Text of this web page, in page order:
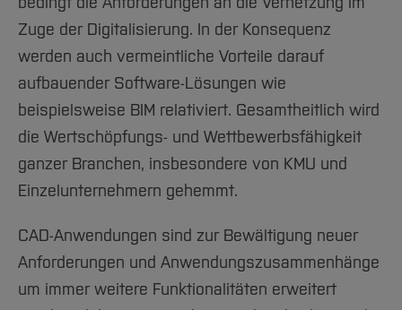
Arbeiten im FB G
Forschung und Projekte
International
Service
Studiengänge
Studieninteressierte
Aktuelles
Studium
Fachgruppen
Forschung und Entwicklung
International
Team
Service
Amtliche Bekanntmachungen
Notfall-Infos
BO Shop
Familiengerechte Hochschule
Gleichstellung
Diskriminierungsfreie Hochschule
Vertretungen
Wahlen
Hochschulbibliothek
Hochschulkommunikation
International Office
Medienzentrum
qed-Stiftung
Zentrale Studienberatung
Zuge der Digitalisierung. In der Konsequenz
werden auch vermeintliche Vorteile darauf
aufbauender Software-Lösungen wie
beispielsweise BIM relativiert. Gesamtheitlich wird
die Wertschöpfungs- und Wettbewerbsfähigkeit
ganzer Branchen, insbesondere von KMU und
Einzelunternehmern gehemmt.
CAD-Anwendungen sind zur Bewältigung neuer
Anforderungen und Anwendungszusammenhänge
um immer weitere Funktionalitäten erweitert